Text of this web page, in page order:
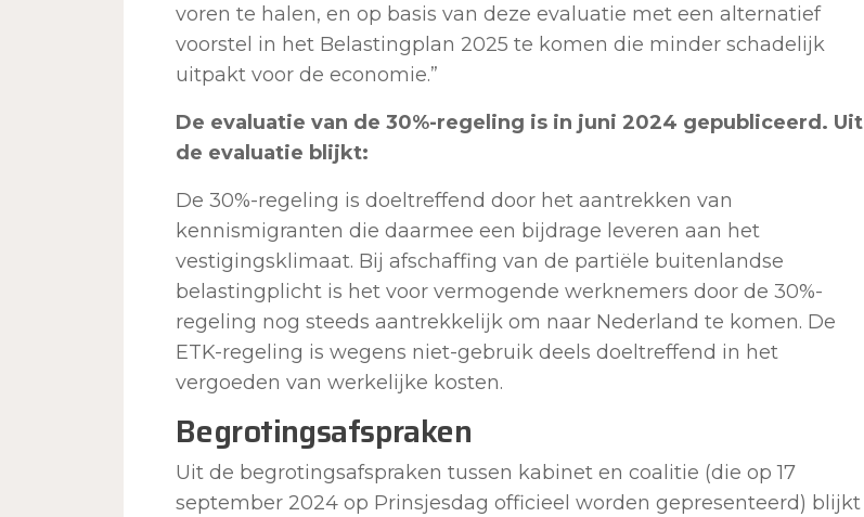
voren te halen, en op basis van deze evaluatie met een alternatief
voorstel in het Belastingplan 2025 te komen die minder schadelijk
uitpakt voor de economie.”
De evaluatie van de 30%-regeling is in juni 2024 gepubliceerd. Uit
de evaluatie blijkt:
De 30%-regeling is doeltreffend door het aantrekken van
kennismigranten die daarmee een bijdrage leveren aan het
vestigingsklimaat. Bij afschaffing van de partiële buitenlandse
belastingplicht is het voor vermogende werknemers door de 30%-
regeling nog steeds aantrekkelijk om naar Nederland te komen. De
ETK-regeling is wegens niet-gebruik deels doeltreffend in het
vergoeden van werkelijke kosten.
Begrotingsafspraken
Uit de begrotingsafspraken tussen kabinet en coalitie (die op 17
september 2024 op Prinsjesdag officieel worden gepresenteerd) blijkt